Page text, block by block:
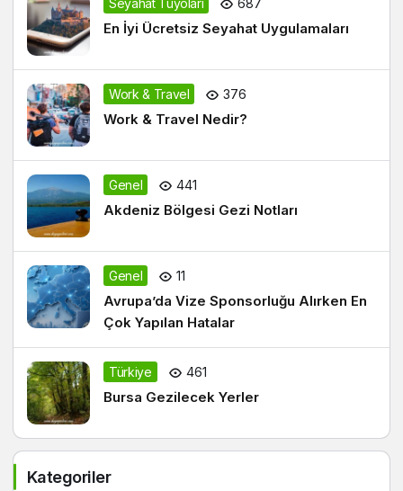
En İyi Ücretsiz Seyahat Uygulamaları
Work & Travel 376
Work & Travel Nedir?
Genel 441
Akdeniz Bölgesi Gezi Notları
Genel 11
Avrupa’da Vize Sponsorluğu Alırken En
Çok Yapılan Hatalar
Türkiye 461
Bursa Gezilecek Yerler
Kategoriler